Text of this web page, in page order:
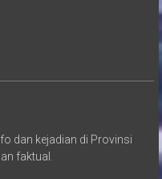
dan kejadian di Provinsi
faktual.